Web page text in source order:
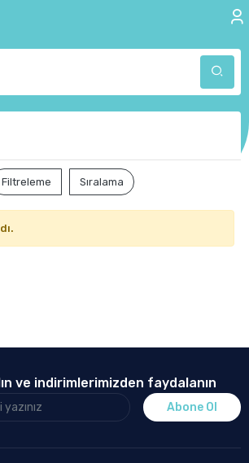
Filtreleme Sıralama
ve indirimlerimizden faydalanın
Abone Ol